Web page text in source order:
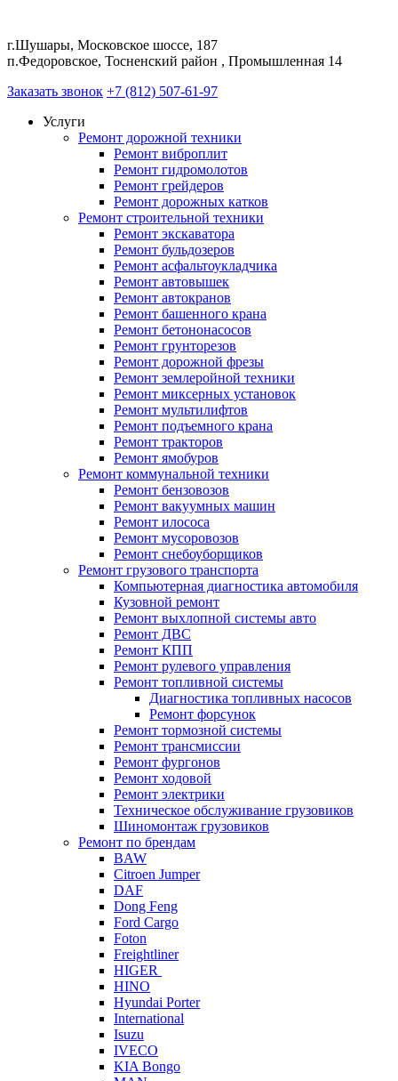
г.Шушары, Московское шоссе, 187
п.Федоровское, Тосненский район , Промышленная 14
Заказать звонок +7 (812) 507-61-97
Услуги
Ремонт дорожной техники
Ремонт виброплит
Ремонт гидромолотов
Ремонт грейдеров
Ремонт дорожных катков
Ремонт строительной техники
Ремонт экскаватора
Ремонт бульдозеров
Ремонт асфальтоукладчика
Ремонт автовышек
Ремонт автокранов
Ремонт башенного крана
Ремонт бетононасосов
Ремонт грунторезов
Ремонт дорожной фрезы
Ремонт землеройной техники
Ремонт миксерных установок
Ремонт мультилифтов
Ремонт подъемного крана
Ремонт тракторов
Ремонт ямобуров
Ремонт коммунальной техники
Ремонт бензовозов
Ремонт вакуумных машин
Ремонт илососа
Ремонт мусоровозов
Ремонт снебоуборщиков
Ремонт грузового транспорта
Компьютерная диагностика автомобиля
Кузовной ремонт
Ремонт выхлопной системы авто
Ремонт ДВС
Ремонт КПП
Ремонт рулевого управления
Ремонт топливной системы
Диагностика топливных насосов
Ремонт форсунок
Ремонт тормозной системы
Ремонт трансмиссии
Ремонт фургонов
Ремонт ходовой
Ремонт электрики
Техническое обслуживание грузовиков
Шиномонтаж грузовиков
Ремонт по брендам
BAW
Citroen Jumper
DAF
Dong Feng
Ford Cargo
Foton
Freightliner
HIGER
HINO
Hyundai Porter
International
Isuzu
IVECO
KIA Bongo